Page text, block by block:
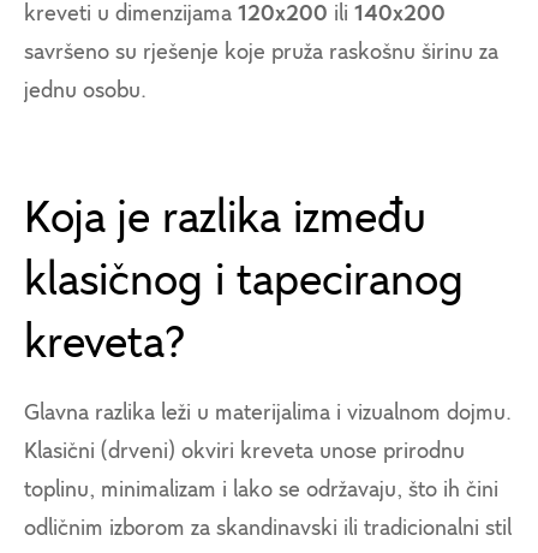
kreveti u dimenzijama 120x200 ili 140x200
savršeno su rješenje koje pruža raskošnu širinu za
jednu osobu.
Koja je razlika između
klasičnog i tapeciranog
kreveta?
Glavna razlika leži u materijalima i vizualnom dojmu.
Klasični (drveni) okviri kreveta unose prirodnu
toplinu, minimalizam i lako se održavaju, što ih čini
odličnim izborom za skandinavski ili tradicionalni stil